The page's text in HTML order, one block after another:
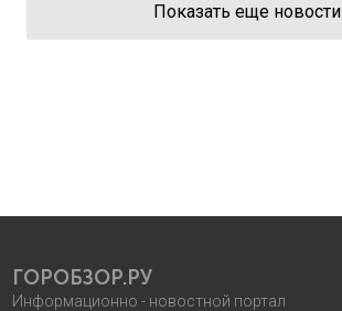
Показать еще новости
ГОРОБЗОР.РУ
Информационно - новостной портал